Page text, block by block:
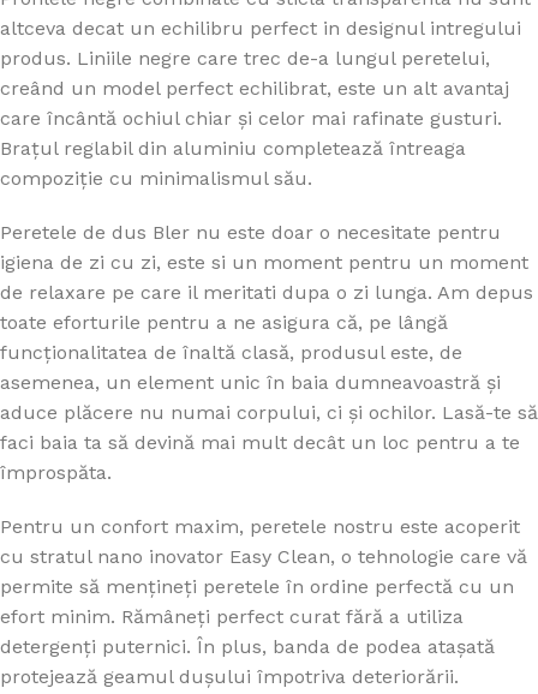
altceva decat un echilibru perfect in designul intregului
produs. Liniile negre care trec de-a lungul peretelui,
creând un model perfect echilibrat, este un alt avantaj
care încântă ochiul chiar și celor mai rafinate gusturi.
Brațul reglabil din aluminiu completează întreaga
compoziție cu minimalismul său.
Peretele de dus Bler nu este doar o necesitate pentru
igiena de zi cu zi, este si un moment pentru un moment
de relaxare pe care il meritati dupa o zi lunga. Am depus
toate eforturile pentru a ne asigura că, pe lângă
funcționalitatea de înaltă clasă, produsul este, de
asemenea, un element unic în baia dumneavoastră și
aduce plăcere nu numai corpului, ci și ochilor. Lasă-te să
faci baia ta să devină mai mult decât un loc pentru a te
împrospăta.
Pentru un confort maxim, peretele nostru este acoperit
cu stratul nano inovator Easy Clean, o tehnologie care vă
permite să mențineți peretele în ordine perfectă cu un
efort minim. Rămâneți perfect curat fără a utiliza
detergenți puternici. În plus, banda de podea atașată
protejează geamul dușului împotriva deteriorării.